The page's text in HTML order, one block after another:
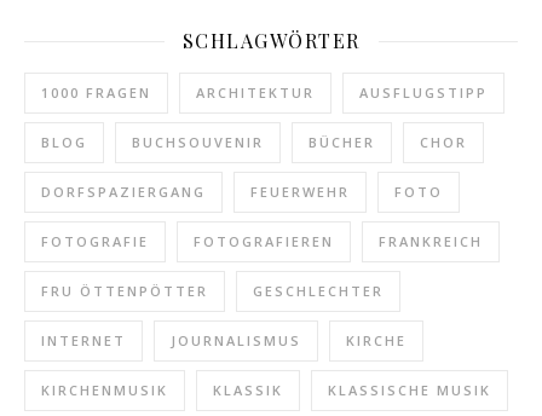
SCHLAGWÖRTER
1000 FRAGEN ARCHITEKTUR AUSFLUGSTIPP
BLOG BUCHSOUVENIR BÜCHER CHOR
DORFSPAZIERGANG FEUERWEHR FOTO
FOTOGRAFIE FOTOGRAFIEREN FRANKREICH
FRU ÖTTENPÖTTER GESCHLECHTER
INTERNET JOURNALISMUS KIRCHE
KIRCHENMUSIK KLASSIK KLASSISCHE MUSIK